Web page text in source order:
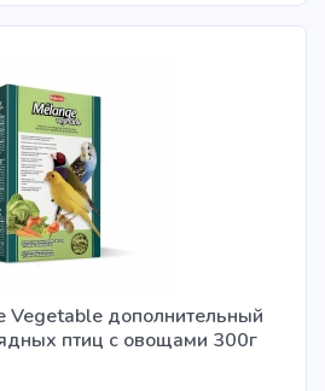
Vegetable дополнительный
птиц с овощами 300г